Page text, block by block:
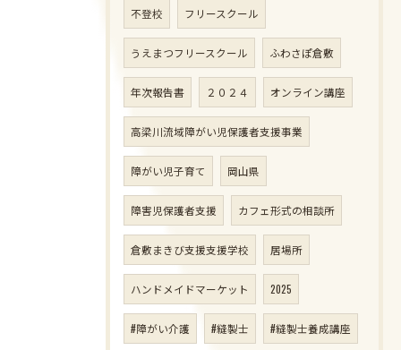
不登校 フリースクール
うえまつフリースクール ふわさぽ倉敷
年次報告書 ２０２４ オンライン講座
高梁川流域障がい児保護者支援事業
障がい児子育て 岡山県
障害児保護者支援 カフェ形式の相談所
倉敷まきび支援支援学校 居場所
ハンドメイドマーケット 2025
#障がい介護 #縫製士 #縫製士養成講座